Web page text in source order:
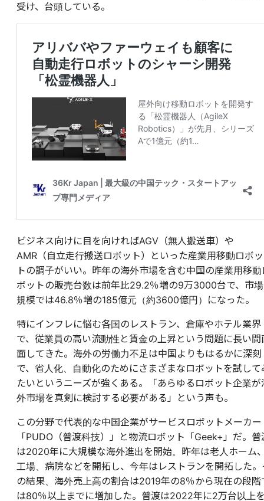
受け、台頭している。
ビジネス向けに目を向ければAGV（無人搬送車）や
AMR（自立走行搬送ロボット）といった産業用移動ロボッ
トの調子がいい。昨年の海外市場を含む中国の産業用移動
ボットの販売台数は前年比29.2％増の9万3000台で、市場
規模では46.8％増の185億元（約3600億円）になった。
特にインフレに悩む各国のレストラン、倉庫やホテル業界
で、従業員の高い流動性と賃金の上昇という問題に長い間
面してきた。海外の労働力不足は中国よりもはるかに深刻
で、省人化、自動化のためにさまざまなロボットを試して
たいというニーズが強くある。「あらゆるロボット企業が
外市場を真剣に検討する必要がある」という声も。
この分野で代表的な中国企業がサービスロボットメーカー
「PUDO（普渡科技）」と物流ロボット「Geek+」だ。普
は2020年に大規模な海外進出を開始。昨年は老人ホーム
工場、病院などを開拓し、今年はレストランを開拓した。
の結果、海外売上高の割合は2019年の8％から現在の段階
は80％以上までに増加した。普渡は2022年に2万台以上